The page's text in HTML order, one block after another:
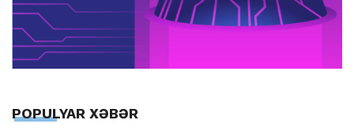
POPULYAR XƏBƏR